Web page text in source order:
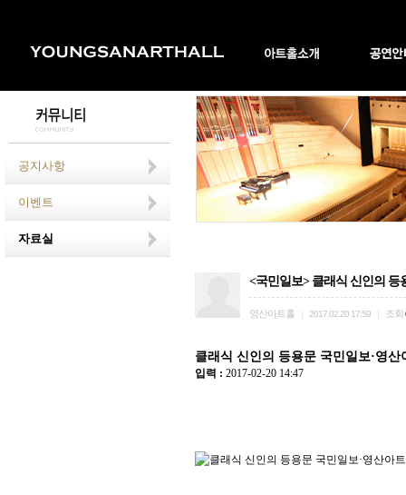
공지사항
이벤트
자료실
<국민일보> 클래식 신인의 등
영산아트홀 2017.02.20 17:59 조회
클래식 신인의 등용문 국민일보·영
입력 : 2017-02-20 14:47